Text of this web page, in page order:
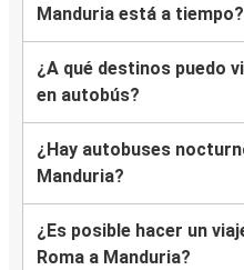
Manduria está a tiempo?
¿A qué destinos puedo
en autobús?
¿Hay autobuses
Manduria?
¿Es posible hacer un
Roma a Manduria?